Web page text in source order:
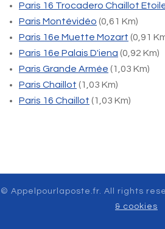
Paris 16 Trocadero Chaillot
Paris Montévidéo (0,61 Km)
Paris 16e Muette Mozart (0,91
Paris 16e Palais D'iena (0,92 Km)
Paris Grande Armée (1,03 Km)
Paris Chaillot (1,03 Km)
Paris 16 Chaillot (1,03 Km)
© Appelpourlaposte.fr. All rights
& cookies